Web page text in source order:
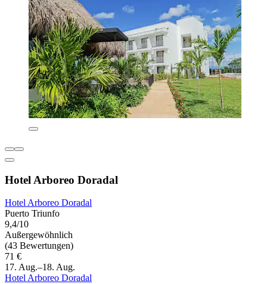
Hotel Arboreo Doradal
Hotel Arboreo Doradal
Puerto Triunfo
9,4/10
Außergewöhnlich
(43 Bewertungen)
71 €
17. Aug.–18. Aug.
Hotel Arboreo Doradal